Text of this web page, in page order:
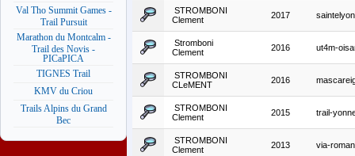
Val Tho Summit Games -
Trail Pursuit
Marathon du Montcalm -
Trail des Novis -
PICaPICA
TIGNES Trail
KMV du Criou
Trails Alpins du Grand
Bec
STROMBONI
Clement
2017 saintelyon
Stromboni
Clement
2016 ut4m-
STROMBONI
CLeMENT
2016
STROMBONI
Clement
2015 trail-
STROMBONI
Clement
2013 via-